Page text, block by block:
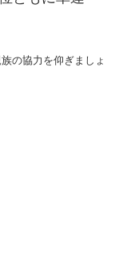
の協力を仰ぎましょ